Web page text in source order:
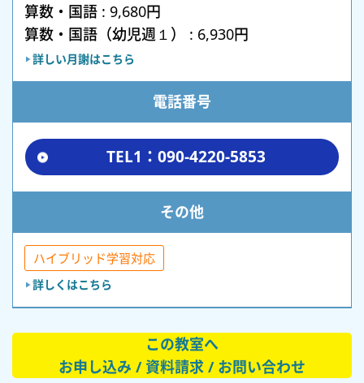
算数・国語 : 9,680円
算数・国語（幼児週１） : 6,930円
詳しい月謝はこちら
電話番号
TEL1：090-4220-5853
その他
ハイブリッド学習対応
詳しくはこちら
この教室へ
お申し込み / 資料請求 / お問い合わせ